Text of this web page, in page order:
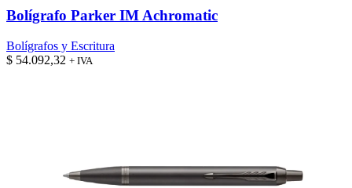
Bolígrafo Parker IM Achromatic
Bolígrafos y Escritura
$ 54.092,32 + IVA